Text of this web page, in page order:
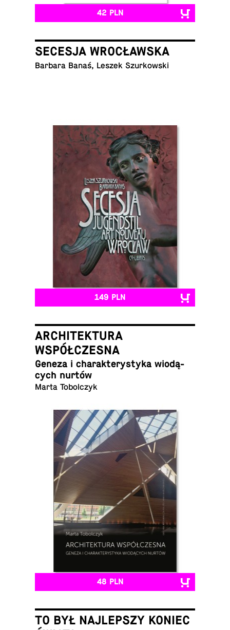
42 PLN
SECESJA WROCŁAWSKA
Barbara Banaś, Leszek Szurkowski
149 PLN
ARCHITEKTURA
WSPÓŁCZESNA
Geneza i cha­rak­te­ry­sty­ka wio­dą­
cych nurtów
Marta Tobolczyk
48 PLN
TO BYŁ NAJLEPSZY KONIEC